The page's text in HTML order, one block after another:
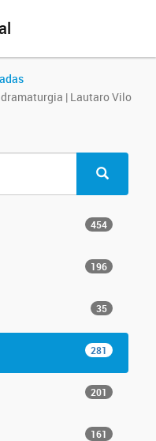
| Lautaro Vilo
454
196
35
281
201
161